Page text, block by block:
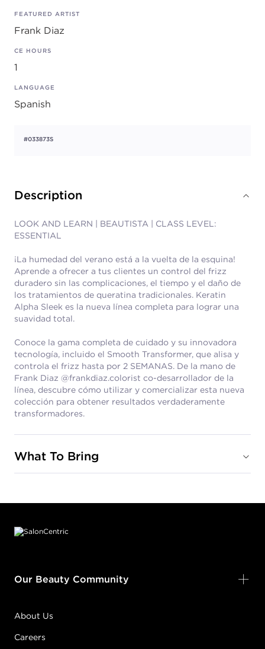
FEATURED ARTIST
Frank Diaz
CE HOURS
1
LANGUAGE
Spanish
#033873S
Description
LOOK AND LEARN | BEAUTISTA | CLASS LEVEL:
ESSENTIAL
¡La humedad del verano está a la vuelta de la esquina!
Aprende a ofrecer a tus clientes un control del frizz
duradero sin las complicaciones, el tiempo y el daño de
los tratamientos de queratina tradicionales. Keratin
Alpha Sleek es la nueva línea completa para lograr una
suavidad total.
Conoce la gama completa de cuidado y su innovadora
tecnología, incluido el Smooth Transformer, que alisa y
controla el frizz hasta por 2 SEMANAS. De la mano de
Frank Diaz @frankdiaz.colorist co-desarrollador de la
línea, descubre cómo utilizar y comercializar esta nueva
colección para obtener resultados verdaderamente
transformadores.
What To Bring
Our Beauty Community
About Us
Careers